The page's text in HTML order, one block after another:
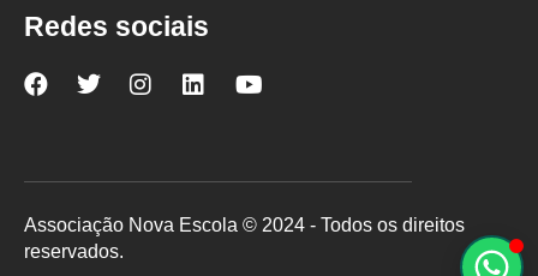
Redes sociais
Nova
Facebook
Nova
Twitter
Nova
Instagram
Nova
LinkedInYouTube
Associação Nova Escola © 2024 - Todos os direitos
reservados.